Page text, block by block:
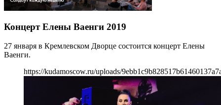
Концерт Елены Ваенги 2019
27 января в Кремлевском Дворце состоится концерт Елены
Ваенги.
https://kudamoscow.ru/uploads/